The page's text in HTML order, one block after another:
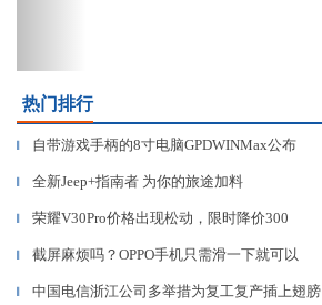
热门排行
▎ 自带游戏手柄的8寸电脑GPDWINMax公布
▎ 全新Jeep+指南者 为你的旅途加料
▎ 荣耀V30Pro价格出现松动，限时降价300
▎ 截屏麻烦吗？OPPO手机只需滑一下就可以
▎ 中国电信浙江公司多举措为复工复产插上翅膀